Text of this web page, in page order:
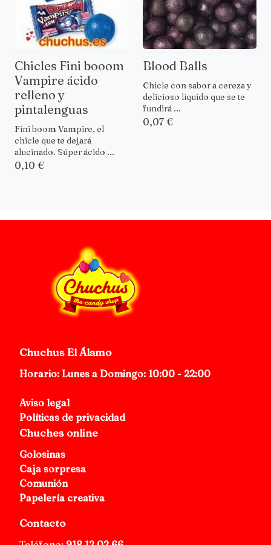
Chicles Fini booom
Vampire ácido
relleno y
pintalenguas
Fini boom Vampire, el
chicle que te dejará
alucinado. Súper ácido ...
0,10 €
Blood Balls
Chicle con sabor a cereza y
delicioso líquido que se te
fundirá ...
0,07 €
Chuchus El Álamo
Horario: Lunes a Domingo: 10:00 - 22:00
Aviso legal
Políticas de privacidad
Chuches online
Golosinas
Caja sorpresa
Comunión
Papelería creativa
Contacto